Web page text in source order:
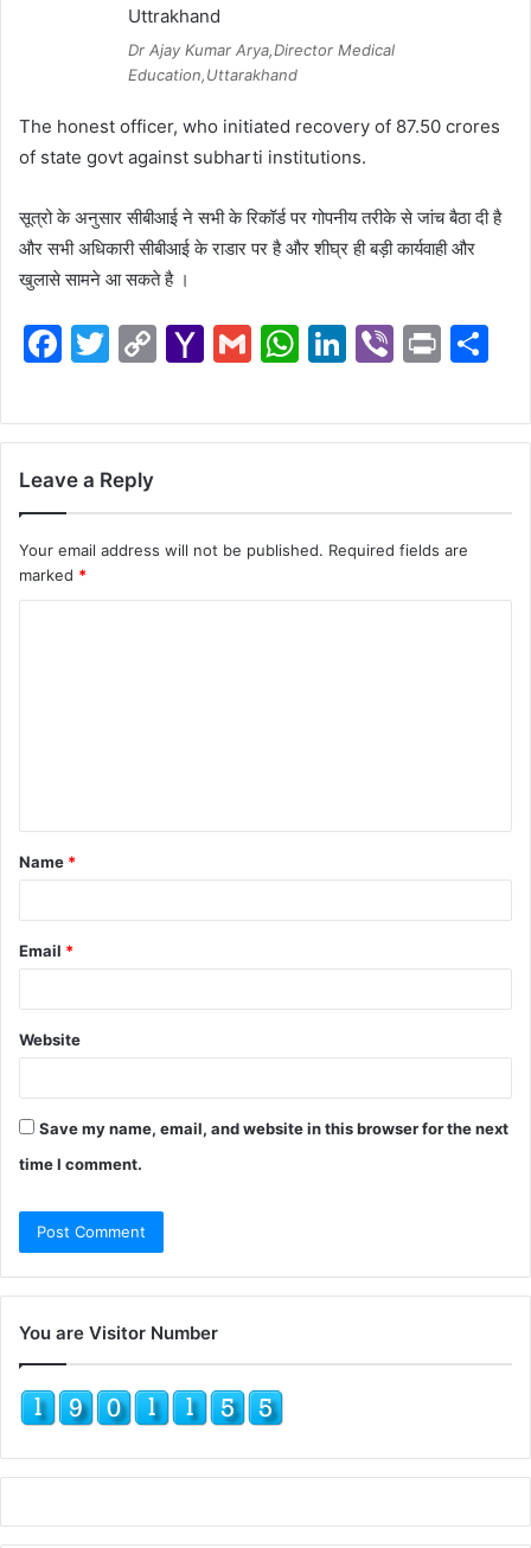
Dr Ajay Kumar Arya,Director Medical
Education,Uttarakhand
The honest officer, who initiated recovery of 87.50 crores
of state govt against subharti institutions.
सूत्रो के अनुसार सीबीआई ने सभी के रिकॉर्ड पर गोपनीय तरीके से जांच बैठा दी है
और सभी अधिकारी सीबीआई के राडार पर है और शीघ्र ही बड़ी कार्यवाही और
खुलासे सामने आ सकते है ।
F
c
e
b
o
k
T
itt
er
C
p
y
k
Y
h
o
M
ai
l
G
ai
l
W
at
s
p
p
Li
k
e
n
Vi
er
Pr
t
ar
e
Leave a Reply
Your email address will not be published. Required fields are
marked *
t
*
Name *
Email *
Website
Save my name, email, and website in this browser for the next
time I comment.
You are Visitor Number